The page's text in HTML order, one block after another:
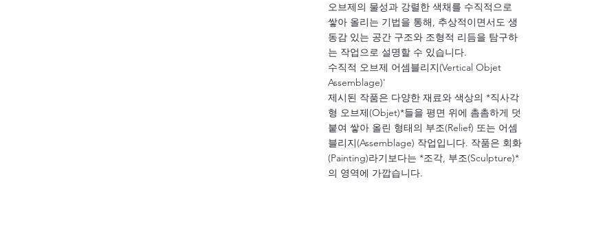
오브제의 물성과 강렬한 색채를 수직적으로
쌓아 올리는 기법을 통해, 추상적이면서도 생
동감 있는 공간 구조와 조형적 리듬을 탐구하
는 작업으로 설명할 수 있습니다.
수직적 오브제 어셈블리지(Vertical Objet
Assemblage)'
제시된 작품은 다양한 재료와 색상의 *직사각
형 오브제(Objet)*들을 평면 위에 촘촘하게 덧
붙여 쌓아 올린 형태의 부조(Relief) 또는 어셈
블리지(Assemblage) 작업입니다. 작품은 회화
(Painting)라기보다는 *조각, 부조(Sculpture)*
의 영역에 가깝습니다.